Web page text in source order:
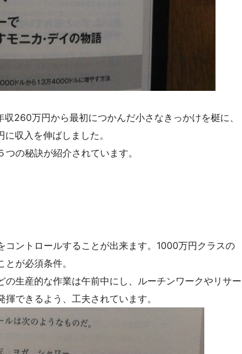
260万円から最初につかんだ小さなきっかけを梃に、
収入を伸ばしました。
の秘訣が紹介されています。
ントロールすることが出来ます。1000万円クラスの
が必須条件。
生産的な作業は午前中にし、ルーチンワークやリサー
できるよう、工夫されています。